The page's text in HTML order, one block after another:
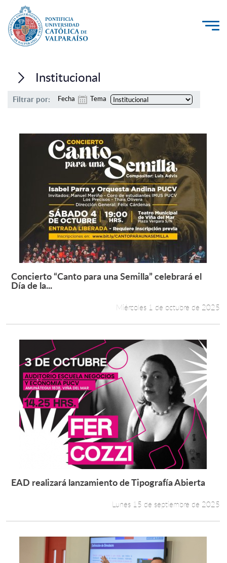
Investigación, Creación e Innovación
PUCV Internacional
Admisión
Formación Continua
Estudiantes
Académicos
English
Institucional
Filtrar por: Fecha Tema
Leer más +
Concierto “Canto para una Semilla” celebrará el
Día de la...
Miércoles 1 de octubre de 2025
Leer más +
EAD realizará lanzamiento de Tipografía Abierta
Lunes 15 de septiembre de 2025